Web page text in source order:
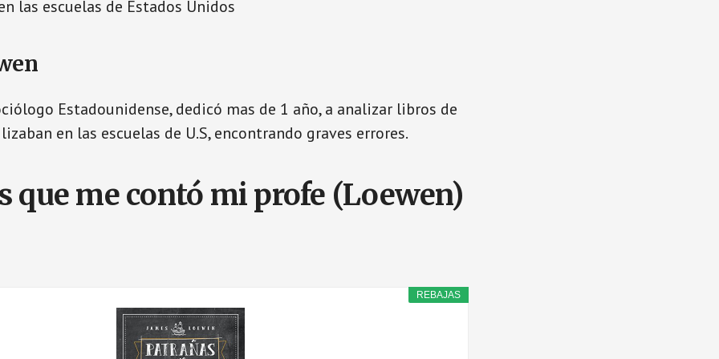
las escuelas de Estados Unidos
Estadounidense, dedicó mas de 1 año, a analizar libros de
en las escuelas de U.S, encontrando graves errores.
que me contó mi profe (Loewen)
REBAJAS